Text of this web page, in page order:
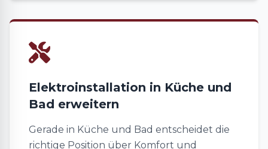
Elektroinstallation in Küche und
Bad erweitern
Gerade in Küche und Bad entscheidet die
richtige Position über Komfort und